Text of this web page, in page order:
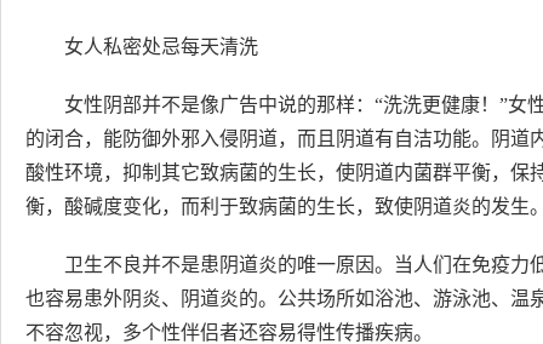
女人私密处忌每天清洗
女性阴部并不是像广告中说的那样：“洗洗更健康！”
的闭合，能防御外邪入侵阴道，而且阴道有自洁功能。阴
酸性环境，抑制其它致病菌的生长，使阴道内菌群平衡，
衡，酸碱度变化，而利于致病菌的生长，致使阴道炎的发生
卫生不良并不是患阴道炎的唯一原因。当人们在免疫
也容易患外阴炎、阴道炎的。公共场所如浴池、游泳池、
不容忽视，多个性伴侣者还容易得性传播疾病。